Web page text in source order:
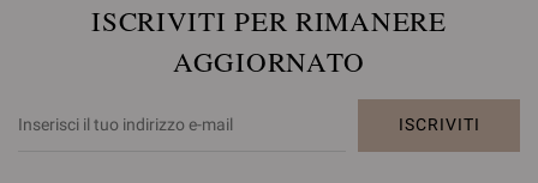
ISCRIVITI PER RIMANERE
AGGIORNATO
ISCRIVITI